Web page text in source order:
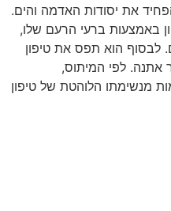
את יסודות האדמה והים.
באמצעות ברעי הרעם שלו,
לבסוף הוא תפס את טיפון
אתנה. לפי המיתוס,
מנשימתו הלוהטת של טיפון